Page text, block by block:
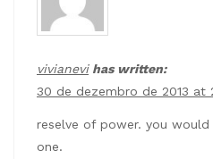
vivianevihas written:
30 de dezembro de 2013 at
reselve of power. you
one.